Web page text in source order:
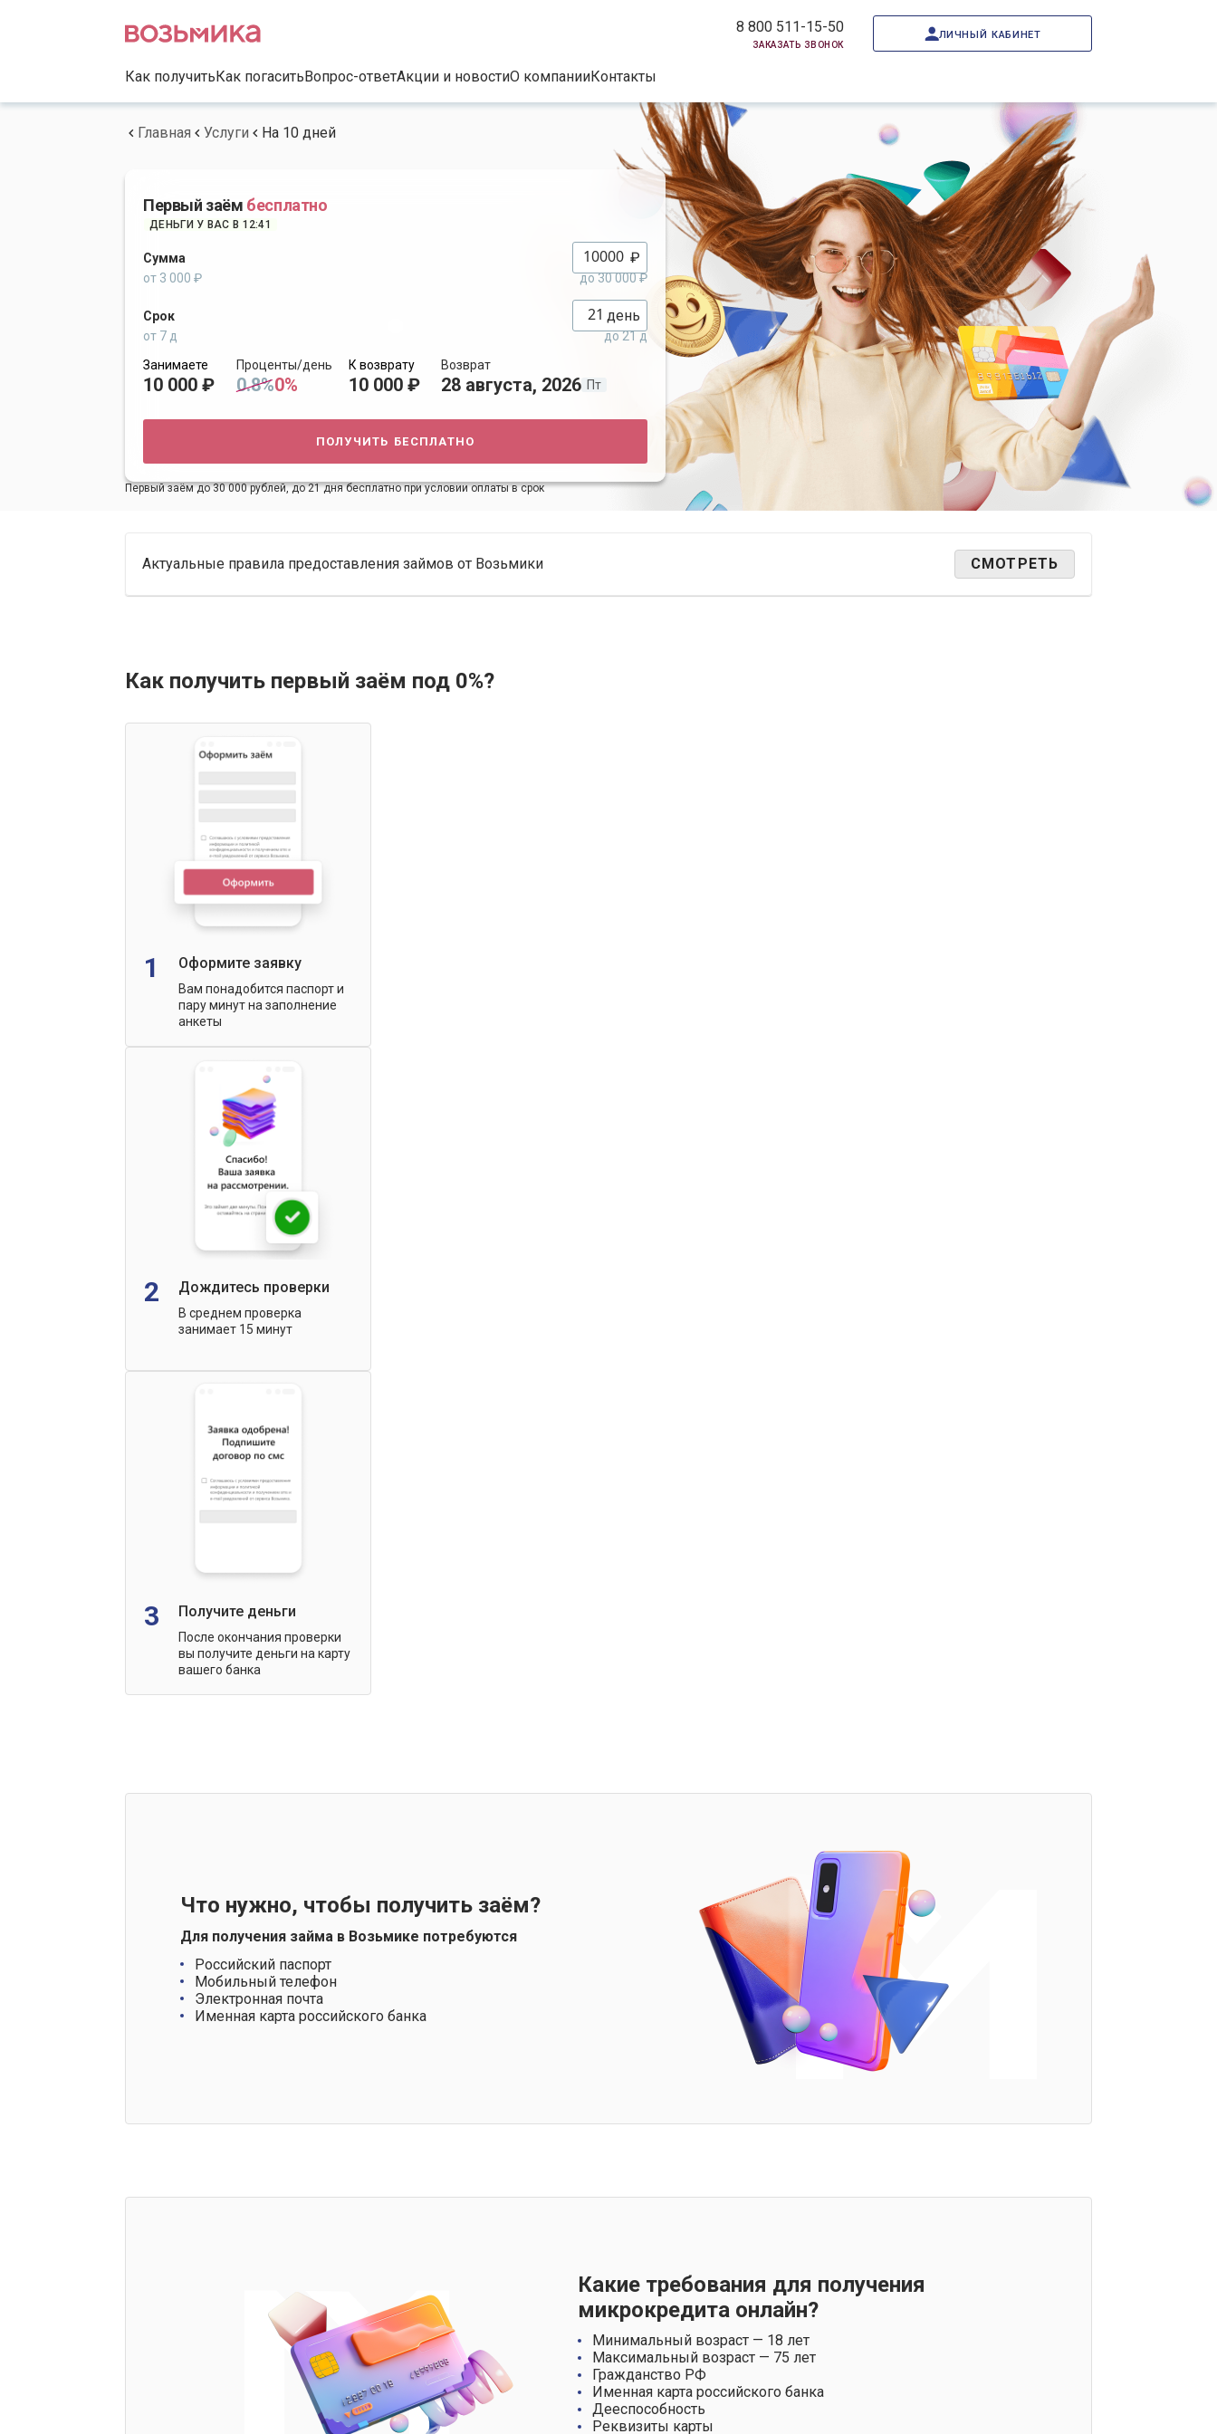
8 800 511-15-50
заказать звонок
личный кабинет
Как получитьКак погаситьВопрос-ответАкции и новостиО компанииКонтакты
Главная Услуги На 10 дней
Первый заём бесплатно
ДЕНЬГИ У ВАС В 12:41
Сумма ₽
от 3 000 ₽ до 30 000 ₽
Срок день
от 7 д
до 21 д
Занимаете
10 000 ₽
Проценты/день
0.8%0%
К возврату
10 000 ₽
Возврат
28 августа, 2026 Пт
получить бесплатно
Первый заём до 30 000 рублей, до 21 дня бесплатно при условии оплаты в срок
Актуальные правила предоставления займов от Возьмики СМОТРЕТЬ
Как получить первый заём под 0%?
1 Оформите заявку
Вам понадобится паспорт и
пару минут на заполнение
анкеты
2 Дождитесь проверки
В среднем проверка
занимает 15 минут
3 Получите деньги
После окончания проверки
вы получите деньги на карту
вашего банка
Что нужно, чтобы получить заём?
Для получения займа в Возьмике потребуются
Российский паспорт
Мобильный телефон
Электронная почта
Именная карта российского банка
Какие требования для получения
микрокредита онлайн?
Минимальный возраст — 18 лет
Максимальный возраст — 75 лет
Гражданство РФ
Именная карта российского банка
Дееспособность
Реквизиты карты